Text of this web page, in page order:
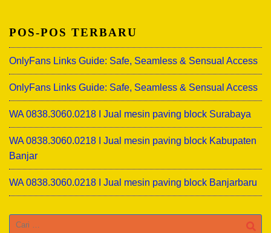
POS-POS TERBARU
OnlyFans Links Guide: Safe, Seamless & Sensual Access
OnlyFans Links Guide: Safe, Seamless & Sensual Access
WA 0838.3060.0218 I Jual mesin paving block Surabaya
WA 0838.3060.0218 I Jual mesin paving block Kabupaten
Banjar
WA 0838.3060.0218 I Jual mesin paving block Banjarbaru
Cari